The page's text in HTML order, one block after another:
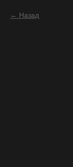
Назад